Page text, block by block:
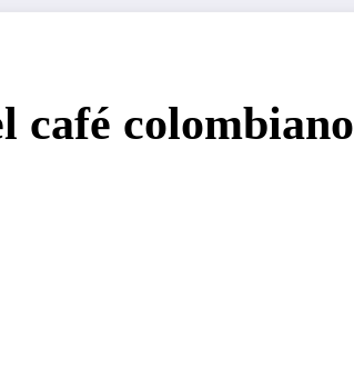
café colombiano